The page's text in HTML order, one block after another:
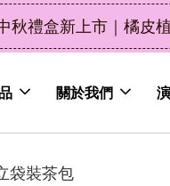
禮盒新上市｜橘皮植
關於我們
袋裝茶包